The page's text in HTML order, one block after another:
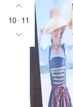
10 / 11